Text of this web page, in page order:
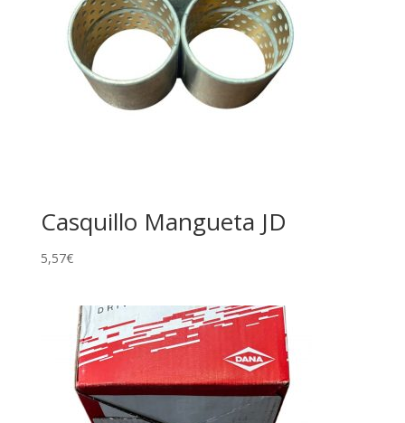
Casquillo Mangueta JD
5,57€